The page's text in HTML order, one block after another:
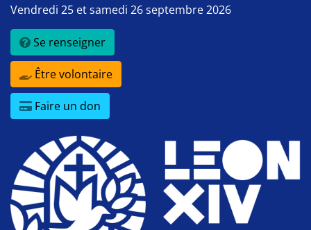
Vendredi 25 et samedi 26 septembre 2026
Se renseigner
Être volontaire
Faire un don